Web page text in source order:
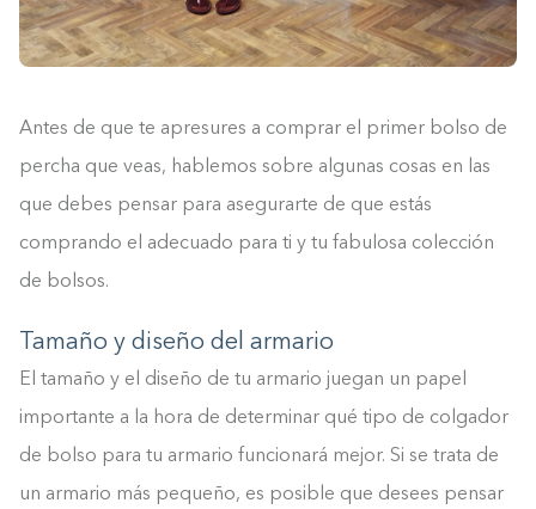
Antes de que te apresures a comprar el primer bolso de
percha que veas, hablemos sobre algunas cosas en las
que debes pensar para asegurarte de que estás
comprando el adecuado para ti y tu fabulosa colección
de bolsos.
Tamaño y diseño del armario
El tamaño y el diseño de tu armario juegan un papel
importante a la hora de determinar qué tipo de colgador
de bolso para tu armario funcionará mejor. Si se trata de
un armario más pequeño, es posible que desees pensar